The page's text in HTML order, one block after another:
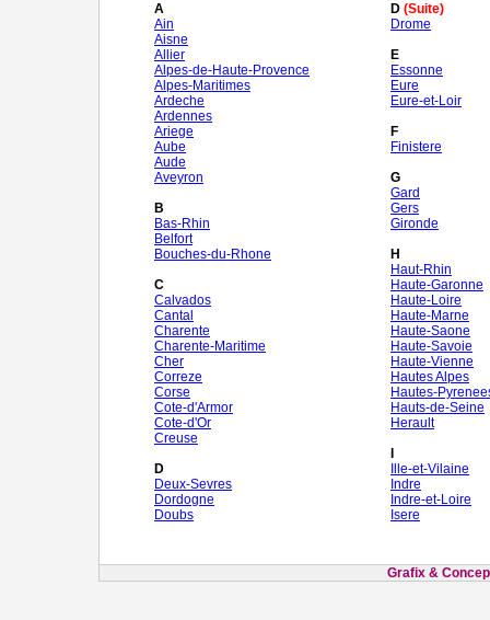
A
Ain
Aisne
Allier
Alpes-de-Haute-Provence
Alpes-Maritimes
Ardeche
Ardennes
Ariege
Aube
Aude
Aveyron
B
Bas-Rhin
Belfort
Bouches-du-Rhone
C
Calvados
Cantal
Charente
Charente-Maritime
Cher
Correze
Corse
Cote-d'Armor
Cote-d'Or
Creuse
D
Deux-Sevres
Dordogne
Doubs
D (Suite)
Drome
E
Essonne
Eure
Eure-et-Loir
F
Finistere
G
Gard
Gers
Gironde
H
Haut-Rhin
Haute-Garonne
Haute-Loire
Haute-Marne
Haute-Saone
Haute-Savoie
Haute-Vienne
Hautes Alpes
Hautes-
Hauts-de-Seine
Herault
Ille-et-Vilaine
Indre
Indre-et-Loire
Isere
Grafix &